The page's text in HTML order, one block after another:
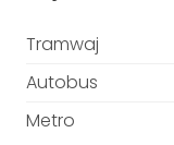
Tramwaj
Autobus
Metro